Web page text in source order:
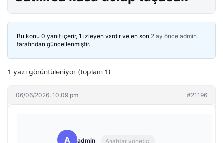
Bu konu 0 yanıt içerir, 1 izleyen vardır ve en son 2 ay önce admin
tarafından güncellenmiştir.
1 yazı görüntüleniyor (toplam 1)
06/06/2026: 10:09 pm #21196
A admin Anahtar yönetici